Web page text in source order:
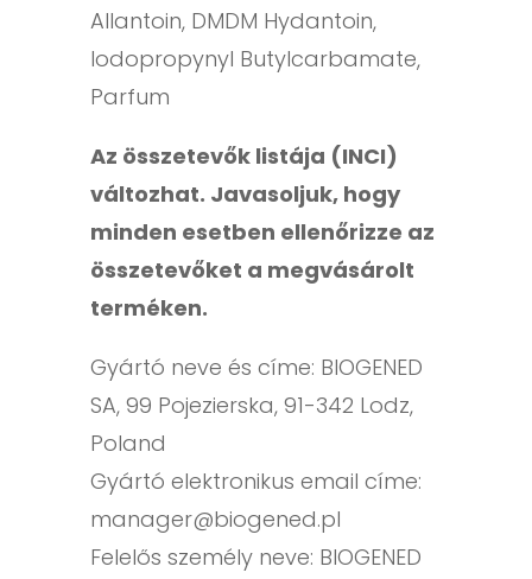
Allantoin, DMDM Hydantoin,
Iodopropynyl Butylcarbamate,
Parfum
Az összetevők listája (INCI)
változhat. Javasoljuk, hogy
minden esetben ellenőrizze az
összetevőket a megvásárolt
terméken.
Gyártó neve és címe: BIOGENED
SA, 99 Pojezierska, 91-342 Lodz,
Poland
Gyártó elektronikus email címe:
manager@biogened.pl
Felelős személy neve: BIOGENED